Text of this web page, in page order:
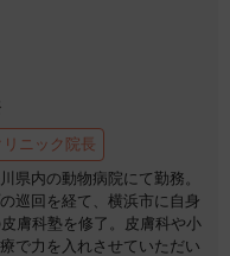
ニック院長
県内の動物病院にて勤務。
巡回を経て、横浜市に自身
膚科塾を修了。皮膚科や小
で力を入れさせていただい